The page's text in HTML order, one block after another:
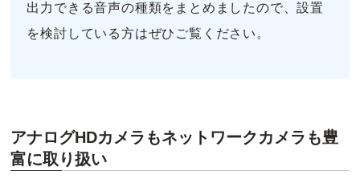
出力できる音声の種類をまとめましたので、設置
を検討している方はぜひご覧ください。
アナログHDカメラもネットワークカメラも豊
富に取り扱い